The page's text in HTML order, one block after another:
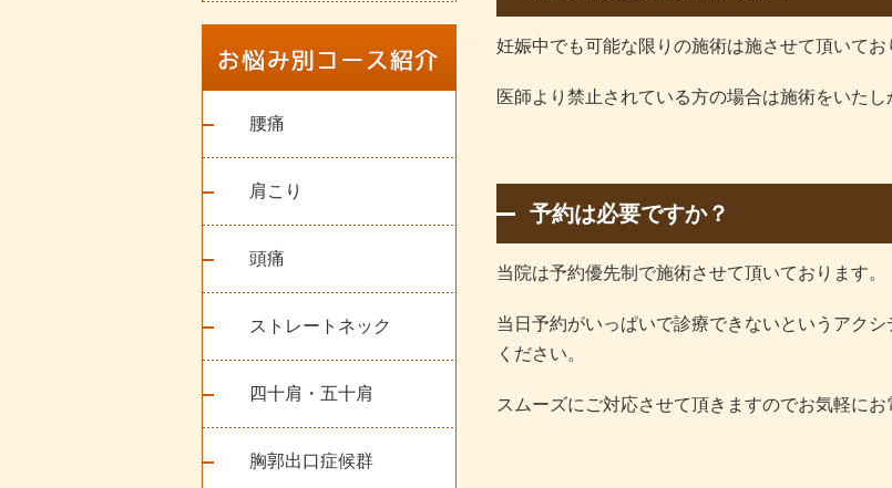
腰痛
肩こり
頭痛
ストレートネック
四十肩・五十肩
胸郭出口症候群
妊娠中でも可能な限りの施術は施させて頂いてお
医師より禁止されている方の場合は施術をいたし
予約は必要ですか？
当院は予約優先制で施術させて頂いております。
当日予約がいっぱいで診療できないというアク
ください。
スムーズにご対応させて頂きますのでお気軽にお